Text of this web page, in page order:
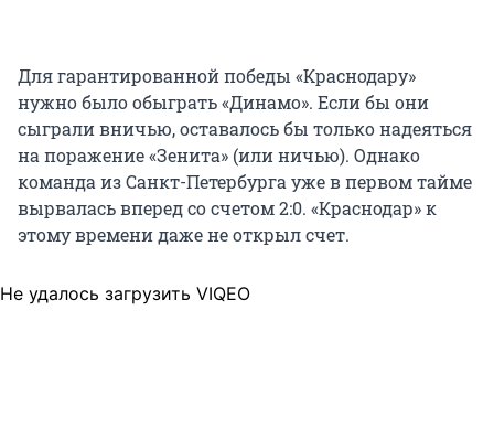
Для гарантированной победы «Краснодару»
нужно было обыграть «Динамо». Если бы они
сыграли вничью, оставалось бы только надеяться
на поражение «Зенита» (или ничью). Однако
команда из Санкт-Петербурга уже в первом тайме
вырвалась вперед со счетом 2:0. «Краснодар» к
этому времени даже не открыл счет.
Не удалось загрузить VIQEO